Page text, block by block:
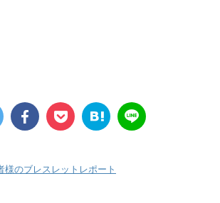
様のブレスレットレポート